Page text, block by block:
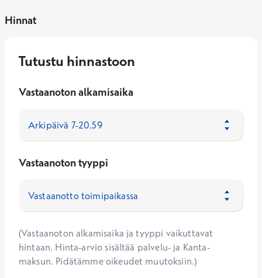
Hinnat
Tutustu hinnastoon
Vastaanoton alkamisaika
Vastaanoton tyyppi
(Vastaanoton alkamisaika ja tyyppi vaikuttavat
hintaan. Hinta-arvio sisältää palvelu- ja Kanta-
maksun. Pidätämme oikeudet muutoksiin.)